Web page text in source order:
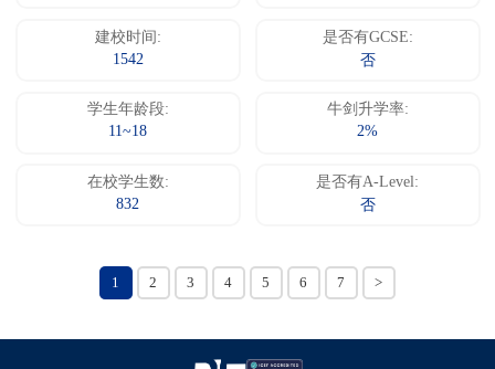
建校时间:
1542
是否有GCSE:
否
学生年龄段:
11~18
牛剑升学率:
2%
在校学生数:
832
是否有A-Level:
否
1 2 3 4 5 6 7 >